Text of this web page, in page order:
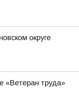
округе
«Ветеран труда»